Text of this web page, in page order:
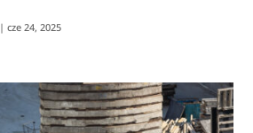
|cze 24, 2025